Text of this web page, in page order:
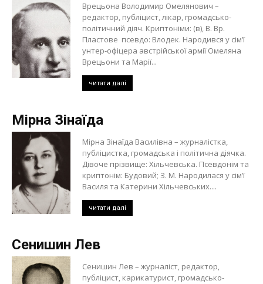
Врецьона Володимир Омелянович –
редактор, публіцист, лікар, громадсько-
політичний діяч. Криптоніми: (в), В. Вр.
Пластове псевдо: Влодек. Народився у сім’ї
унтер-офіцера австрійської армії Омеляна
Врецьони та Марії...
читати далі
Мірна Зінаїда
Мірна Зінаїда Василівна – журналістка,
публіцистка, громадська і політична діячка.
Дівоче прізвище: Хільчевська. Псевдонім та
криптонім: Будовий; З. М. Народилася у сім’ї
Василя та Катерини Хільчевських....
читати далі
Сенишин Лев
Сенишин Лев – журналіст, редактор,
публіцист, карикатурист, громадсько-